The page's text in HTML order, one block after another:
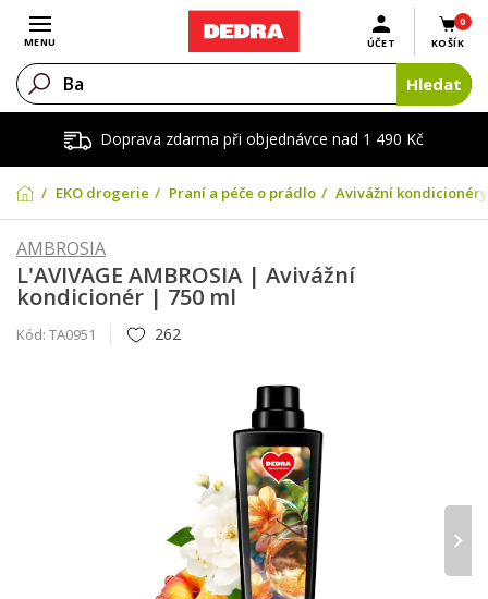
Doprava zdarma při objednávce nad 1 490 Kč
Otevřít menu
MENU
0
KOŠÍK
ÚČET
Hledat
EKO drogerie Praní a péče o prádlo Avivážní kondicionéry
AMBROSIA
L'AVIVAGE AMBROSIA | Avivážní
kondicionér | 750 ml
Kód: TA0951 262
›